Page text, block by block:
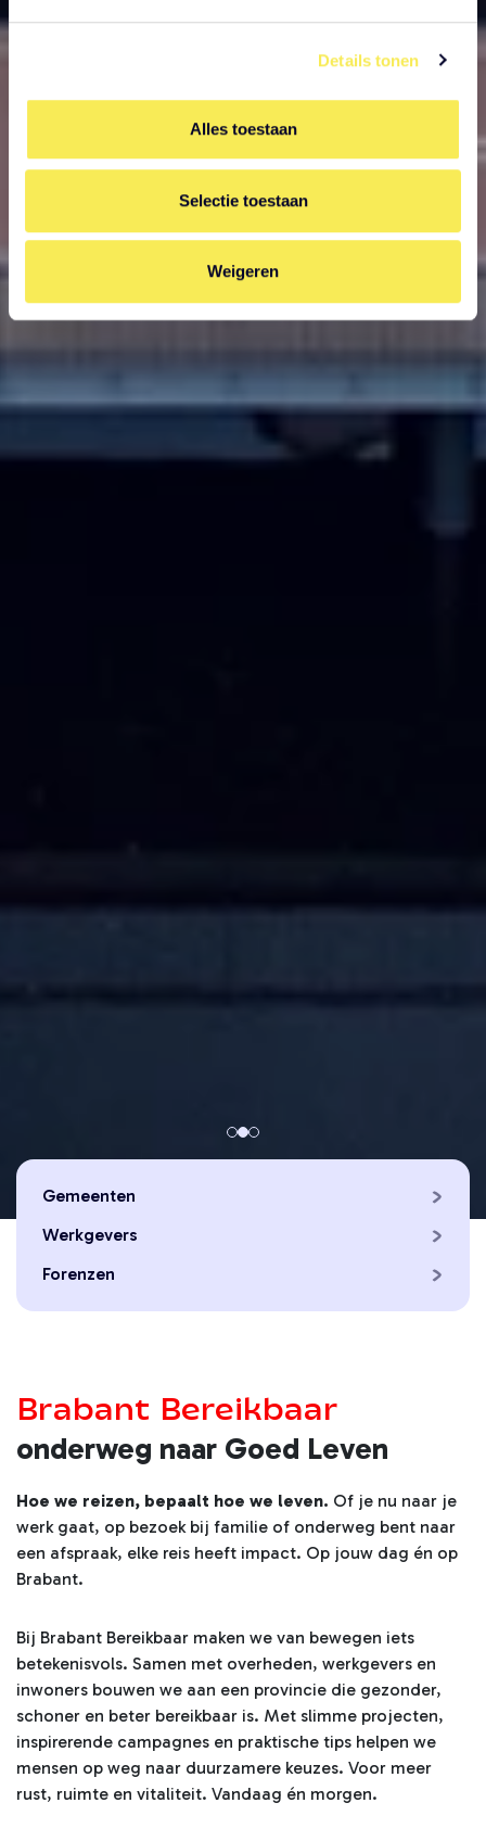
Details tonen
Alles toestaan
Selectie toestaan
Weigeren
Gemeenten
Werkgevers
Forenzen
Brabant Bereikbaar
onderweg naar Goed Leven
Hoe we reizen, bepaalt hoe we leven. Of je nu naar je
werk gaat, op bezoek bij familie of onderweg bent naar
een afspraak, elke reis heeft impact. Op jouw dag én op
Brabant.
Bij Brabant Bereikbaar maken we van bewegen iets
betekenisvols. Samen met overheden, werkgevers en
inwoners bouwen we aan een provincie die gezonder,
schoner en beter bereikbaar is. Met slimme projecten,
inspirerende campagnes en praktische tips helpen we
mensen op weg naar duurzamere keuzes. Voor meer
rust, ruimte en vitaliteit. Vandaag én morgen.